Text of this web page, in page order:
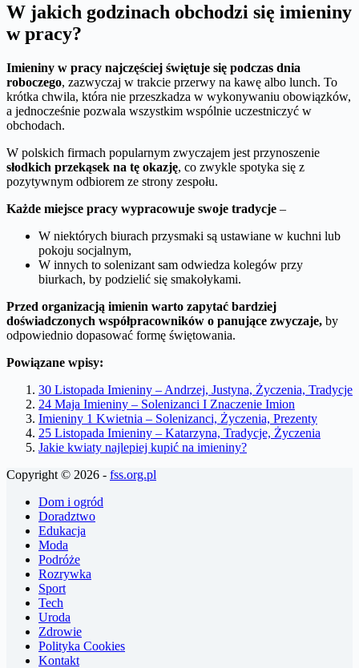
W jakich godzinach obchodzi się imieniny
w pracy?
Imieniny w pracy najczęściej świętuje się podczas dnia
roboczego, zazwyczaj w trakcie przerwy na kawę albo lunch. To
krótka chwila, która nie przeszkadza w wykonywaniu obowiązków,
a jednocześnie pozwala wszystkim wspólnie uczestniczyć w
obchodach.
W polskich firmach popularnym zwyczajem jest przynoszenie
słodkich przekąsek na tę okazję, co zwykle spotyka się z
pozytywnym odbiorem ze strony zespołu.
Każde miejsce pracy wypracowuje swoje tradycje –
W niektórych biurach przysmaki są ustawiane w kuchni lub
pokoju socjalnym,
W innych to solenizant sam odwiedza kolegów przy
biurkach, by podzielić się smakołykami.
Przed organizacją imienin warto zapytać bardziej
doświadczonych współpracowników o panujące zwyczaje, by
odpowiednio dopasować formę świętowania.
Powiązane wpisy:
30 Listopada Imieniny – Andrzej, Justyna, Życzenia, Tradycje
24 Maja Imieniny – Solenizanci I Znaczenie Imion
Imieniny 1 Kwietnia – Solenizanci, Życzenia, Prezenty
25 Listopada Imieniny – Katarzyna, Tradycje, Życzenia
Jakie kwiaty najlepiej kupić na imieniny?
Copyright © 2026 - fss.org.pl
Dom i ogród
Doradztwo
Edukacja
Moda
Podróże
Rozrywka
Sport
Tech
Uroda
Zdrowie
Polityka Cookies
Kontakt